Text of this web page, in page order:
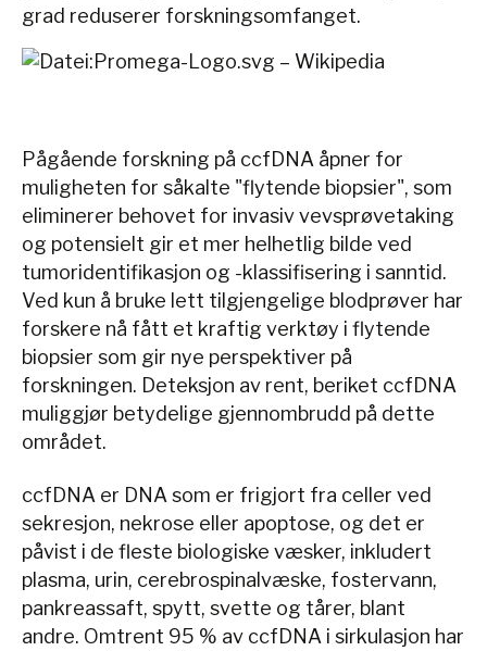
grad reduserer forskningsomfanget.
Pågående forskning på ccfDNA åpner for
muligheten for såkalte "flytende biopsier", som
eliminerer behovet for invasiv vevsprøvetaking
og potensielt gir et mer helhetlig bilde ved
tumoridentifikasjon og -klassifisering i sanntid.
Ved kun å bruke lett tilgjengelige blodprøver har
forskere nå fått et kraftig verktøy i flytende
biopsier som gir nye perspektiver på
forskningen. Deteksjon av rent, beriket ccfDNA
muliggjør betydelige gjennombrudd på dette
området.
ccfDNA er DNA som er frigjort fra celler ved
sekresjon, nekrose eller apoptose, og det er
påvist i de fleste biologiske væsker, inkludert
plasma, urin, cerebrospinalvæske, fostervann,
pankreassaft, spytt, svette og tårer, blant
andre. Omtrent 95 % av ccfDNA i sirkulasjon har